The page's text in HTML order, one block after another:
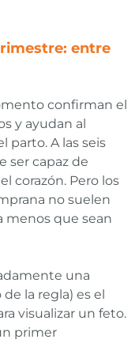
entre
confirman el
y ayudan al
parto. A las seis
ser capaz de
corazón. Pero los
no suelen
menos que sean
una
la regla) es el
visualizar un feto.
primer